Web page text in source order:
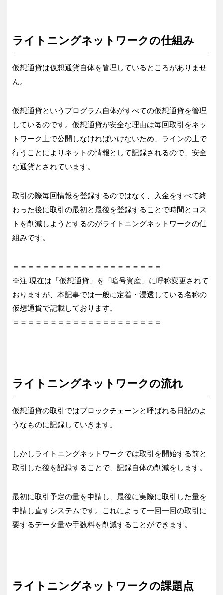
ライトニングネットワークの仕組み
仮想通貨は仮想通貨自体を管理しているところがありませ
ん。
仮想通貨というプログラム自体がすべての仮想通貨を管理
しているのです。仮想通貨が安全な理由は毎回取引をネッ
トワーク上で公開しなければいけないため、ラインの上で
行うことによりネットの情報として記録されるので、安全
な通貨とされています。
取引の際毎回情報を登録するのではなく、入金をすべて終
わった後に取引の最初と最後を登録することで時間とコス
トを削減しようとするのがライトニングネットワークの仕
組みです。
＝＝＝＝＝＝＝＝＝＝＝＝＝＝＝＝＝＝＝＝
※注 現在は「仮想通貨」を「暗号資産」に呼称変更されて
おりますが、本記事では一般に定着・浸透している名称の
仮想通貨で記載しております。
＝＝＝＝＝＝＝＝＝＝＝＝＝＝＝＝＝＝＝＝
ライトニングネットワークの流れ
仮想通貨の取引ではブロックチェーンと呼ばれる日記のよ
うなものに記録していきます。
しかしライトニングネットワークでは取引を開始する前と
取引した後を記録することで、記録自体の削減をします。
最初に取引予定の量を申請し、最後に実際に取引した量を
申請し直すシステムです。これによって一回一回の取引に
要するデータ量や手数料を削減することができます。
ライトニングネットワークの課題点